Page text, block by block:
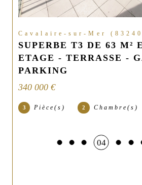
Cavalaire-sur-Mer
SUPERBE T3 DE 63 M²
ETAGE - TERRASSE -
PARKING
340 000 €
3 Pièce(s) 2 Chambre(s)
04